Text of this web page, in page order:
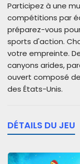
Participez à une
compétitions par
préparez-vous
sports d'action.
votre empreinte.
canyons arides,
ouvert composé
des États-Unis.
DÉTAILS DU JEU